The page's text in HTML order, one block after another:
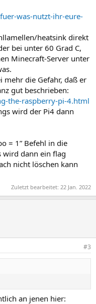
was-nutzt-ihr-eure-
heatsink direkt
bei unter 60 Grad C,
Minecraft-Server unter
mehr die Gefahr, daß er
gut beschrieben:
the-raspberry-pi-4.html
wird der Pi4 dann
= 1” Befehl in die
dann ein flag
nicht löschen kann
Zuletzt bearbeitet: 22 Jan. 2022
#3
an jenen hier: